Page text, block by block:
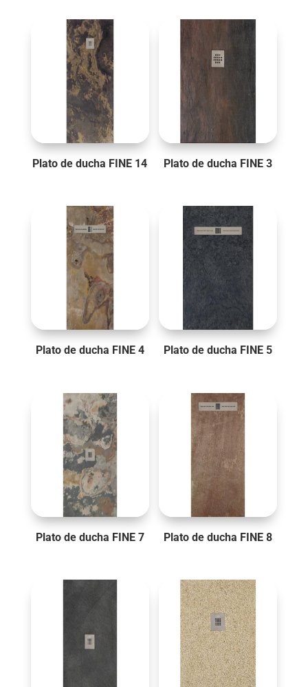
Plato de ducha FINE 14 Plato de ducha FINE 3
Plato de ducha FINE 4 Plato de ducha FINE 5
Plato de ducha FINE 7 Plato de ducha FINE 8